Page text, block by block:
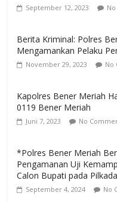
September 12, 2023
Berita Kriminal: Polres
Mengamankan Pelaku
November 29, 2023 No
Kapolres Bener Meriah
0119 Bener Meriah
Juni 7, 2023 No
*Polres Bener Meriah
Pengamanan Uji
Calon Bupati pada
September 4, 2024 No